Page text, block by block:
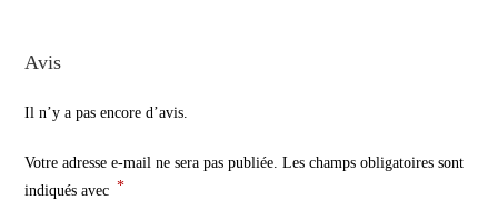
Avis
Il n’y a pas encore d’avis.
Votre adresse e-mail ne sera pas publiée. Les champs obligatoires sont
indiqués avec *